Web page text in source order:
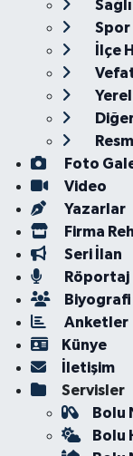
Spor
İlçe
Yerel
Foto
Video
Yazarlar
Firma
Seri İlan
Röportaj
Biyografi
Anketler
Künye
İletişim
Servisler
Bolu
Bolu